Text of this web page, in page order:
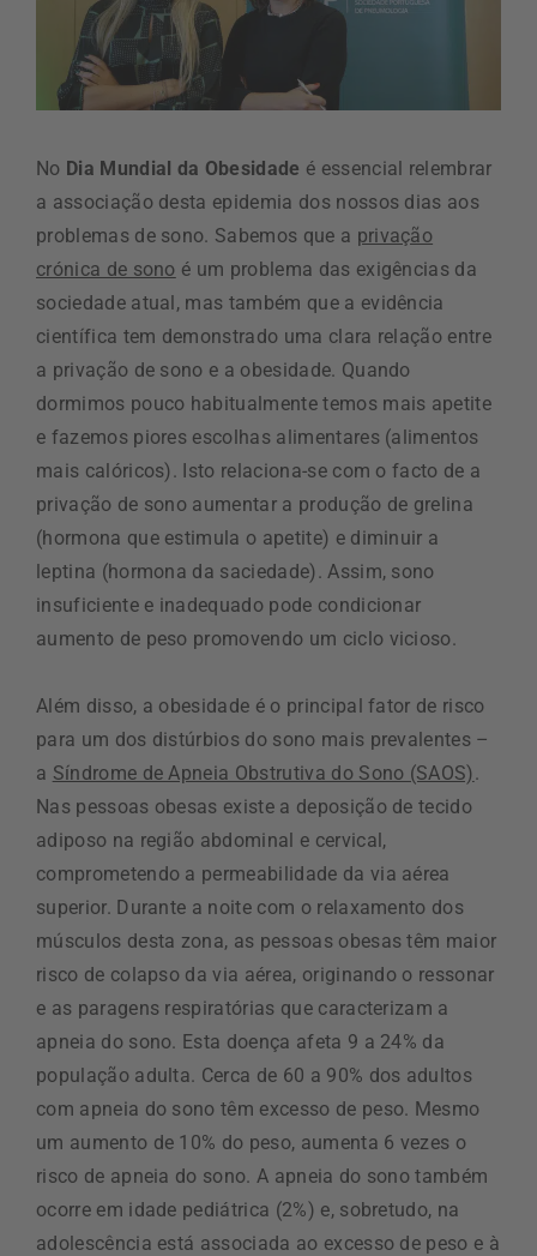
No Dia Mundial da Obesidade é essencial relembrar
a associação desta epidemia dos nossos dias aos
problemas de sono. Sabemos que a privação
crónica de sono é um problema das exigências da
sociedade atual, mas também que a evidência
científica tem demonstrado uma clara relação entre
a privação de sono e a obesidade. Quando
dormimos pouco habitualmente temos mais apetite
e fazemos piores escolhas alimentares (alimentos
mais calóricos). Isto relaciona-se com o facto de a
privação de sono aumentar a produção de grelina
(hormona que estimula o apetite) e diminuir a
leptina (hormona da saciedade). Assim, sono
insuficiente e inadequado pode condicionar
aumento de peso promovendo um ciclo vicioso.
Além disso, a obesidade é o principal fator de risco
para um dos distúrbios do sono mais prevalentes –
a Síndrome de Apneia Obstrutiva do Sono (SAOS).
Nas pessoas obesas existe a deposição de tecido
adiposo na região abdominal e cervical,
comprometendo a permeabilidade da via aérea
superior. Durante a noite com o relaxamento dos
músculos desta zona, as pessoas obesas têm maior
risco de colapso da via aérea, originando o ressonar
e as paragens respiratórias que caracterizam a
apneia do sono. Esta doença afeta 9 a 24% da
população adulta. Cerca de 60 a 90% dos adultos
com apneia do sono têm excesso de peso. Mesmo
um aumento de 10% do peso, aumenta 6 vezes o
risco de apneia do sono. A apneia do sono também
ocorre em idade pediátrica (2%) e, sobretudo, na
adolescência está associada ao excesso de peso e à